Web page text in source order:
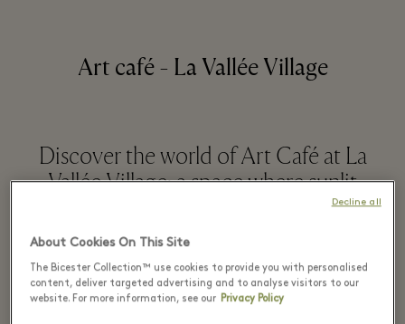
Art café - La Vallée Village
Discover the world of Art Café at La
Vallée Village: a space where sunlit
lunches and sweet indulgences take
centre stage. Enjoy refined dishes on the
terrace or in the heart of the Village
garden.
About Cookies On This Site
The Bicester Collection™ use cookies to provide you with personalised
content, deliver targeted advertising and to analyse visitors to our
website. For more information, see our Privacy Policy
Decline all